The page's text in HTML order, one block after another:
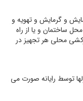
و گرمایش و تهویه و
ساختمان و یا از راه
محلی هر تجهیز در
توسط رایانه صورت می